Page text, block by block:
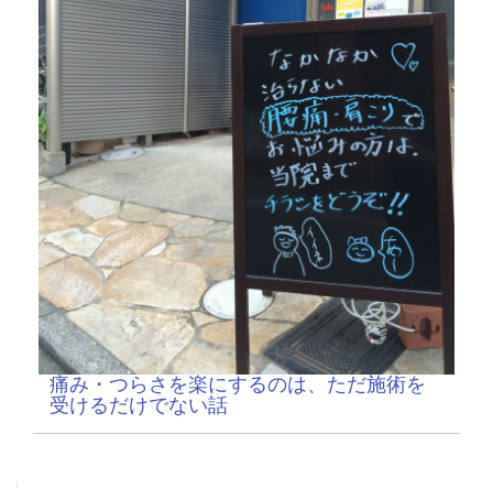
痛み・つらさを楽にするのは、ただ施術を
受けるだけでない話